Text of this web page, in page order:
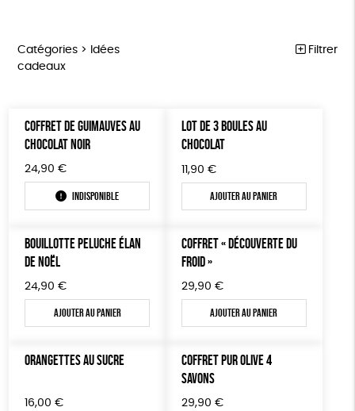
Catégories >
Idées
cadeaux
Filtrer
ÉPICERIE
MAISON
ACCESSOIRES
PAPETERIE
LIVRES
Par défaut
Nouveauté
Prix : du - cher au + cher
Prix
50 € - 100 €
150 € - 200 €
Plus de 200€
Couleur
Bleu Marine
terracotta vert
Mots clés
Vegan
Fabrication artisanale Oeko-Tex
Fabriqué en Espagne
COFFRET DE GUIMAUVES AU
CHOCOLAT NOIR
24,90 €
Indisponible
LOT DE 3 BOULES AU
CHOCOLAT
11,90 €
Ajouter au panier
BOUILLOTTE PELUCHE ÉLAN
DE NOËL
24,90 €
Ajouter au panier
COFFRET « DÉCOUVERTE DU
FROID »
29,90 €
Ajouter au panier
ORANGETTES AU SUCRE
16,00 €
COFFRET PUR OLIVE 4
SAVONS
29,90 €